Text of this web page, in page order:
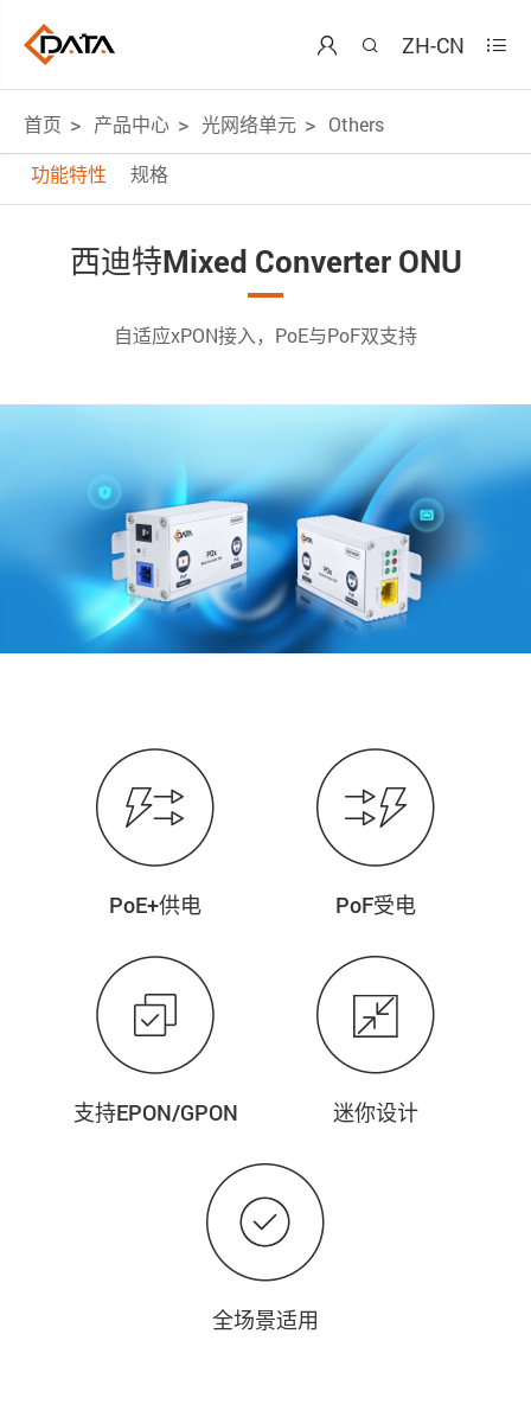
  ZH-CN 
首页 产品中心 光网络单元
Others
功能特性
规格
西迪特Mixed Converter ONU
自适应xPON接入，PoE与PoF双支持
PoE+供电 PoF受电
支持EPON/GPON 迷你设计
全场景适用